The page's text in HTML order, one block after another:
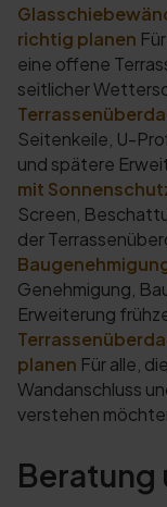
richtig planen
eine offene
seitlicher
Seitenkeile, U-
und spätere
mit
Screen,
der
Genehmigung,
Erweiterung
planen Für alle,
Wandanschluss
verstehen
Beratung